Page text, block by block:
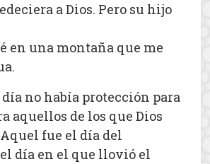
a Dios. Pero su hijo
en una montaña que me
no había protección para
aquellos de los que Dios
fue el día del
día en el que llovió el